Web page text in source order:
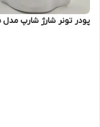
پودر تونر شارژ شارپ‌ مدل ۵۶۵